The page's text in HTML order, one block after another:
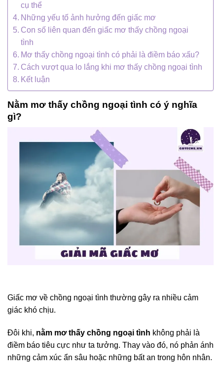
cụ thể
Những yếu tố ảnh hưởng đến giấc mơ
Con số liên quan đến giấc mơ thấy chồng ngoại
tình
Mơ thấy chồng ngoại tình có phải là điềm báo xấu?
Cách vượt qua lo lắng khi mơ thấy chồng ngoại tình
Kết luận
Nằm mơ thấy chồng ngoại tình có ý nghĩa
gì?
Giấc mơ về chồng ngoại tình thường gây ra nhiều cảm
giác khó chịu.
Đôi khi, nằm mơ thấy chồng ngoại tình không phải là
điềm báo tiêu cực như ta tưởng. Thay vào đó, nó phản ánh
những cảm xúc ẩn sâu hoặc những bất an trong hôn nhân.